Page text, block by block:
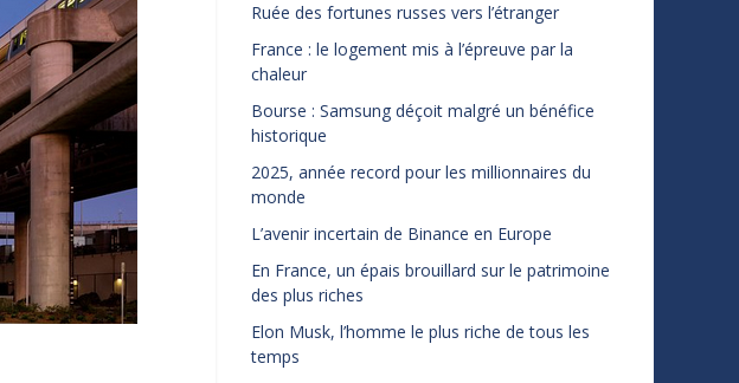
Ruée des fortunes russes vers l’étranger
France : le logement mis à l’épreuve par la
chaleur
Bourse : Samsung déçoit malgré un bénéfice
historique
2025, année record pour les millionnaires du
monde
L’avenir incertain de Binance en Europe
En France, un épais brouillard sur le patrimoine
des plus riches
Elon Musk, l’homme le plus riche de tous les
temps